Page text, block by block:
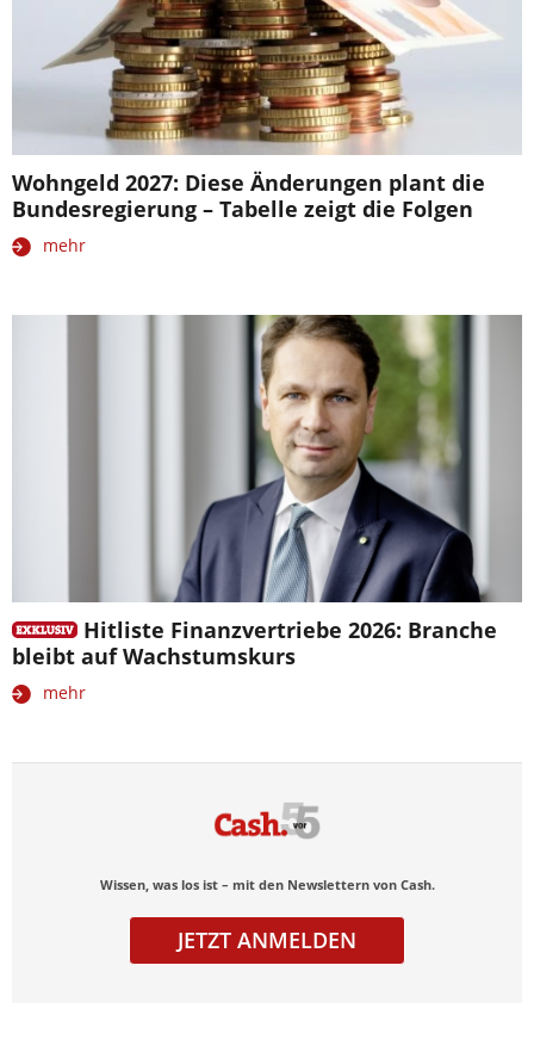
Wohngeld 2027: Diese Änderungen plant die
Bundesregierung – Tabelle zeigt die Folgen
mehr
Hitliste Finanzvertriebe 2026: Branche
bleibt auf Wachstumskurs
mehr
Wissen, was los ist – mit den Newslettern von Cash.
JETZT ANMELDEN